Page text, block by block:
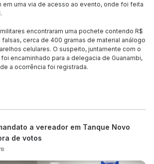
em uma via de acesso ao evento, onde foi feita
encontraram uma pochete contendo R$
cerca de 400 gramas de material análogo
celulares. O suspeito, juntamente com o
encaminhado para a delegacia de Guanambi,
a ocorrência foi registrada.
a vereador em Tanque Novo
de votos